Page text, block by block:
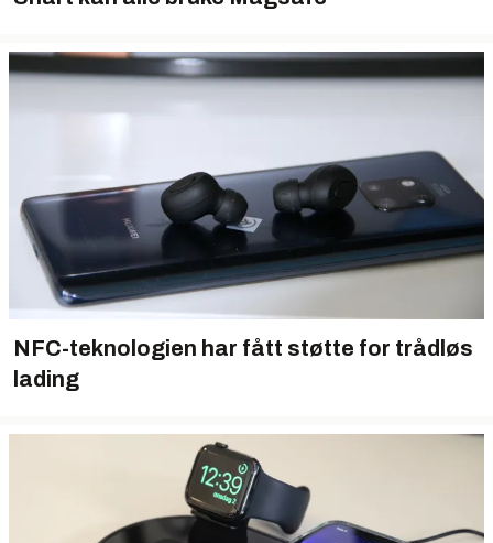
NFC-teknologien har fått støtte for trådløs
lading